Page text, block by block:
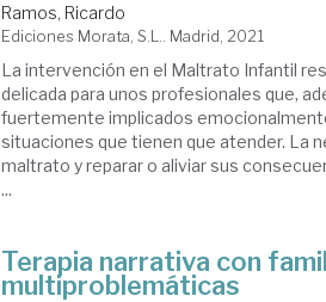
Ramos, Ricardo
Ediciones Morata, S.L.. Madrid, 2021
La intervención en el Maltrato Infantil
delicada para unos profesionales que,
fuertemente implicados
situaciones que tienen que atender. La
maltrato y reparar o aliviar sus
...
Terapia narrativa con
multiproblemáticas